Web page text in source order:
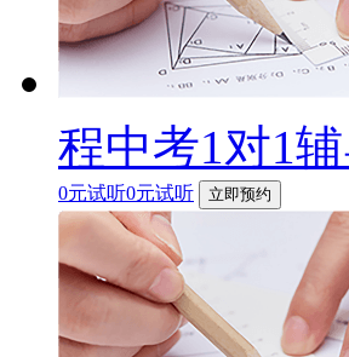
程中考1对1
0元试听0元试听 立即预约